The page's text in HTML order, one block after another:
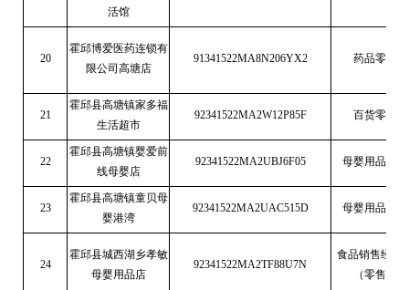
活馆
20
霍邱博爱医药连锁有
限公司高塘店
91341522MA8N206YX2 药品零售
21
霍邱县高塘镇家多福
生活超市
92341522MA2W12P85F 百货零售
22
霍邱县高塘镇婴爱前
线母婴店
92341522MA2UBJ6F05 母婴用品销售
23
霍邱县高塘镇童贝母
婴港湾
92341522MA2UAC515D 母婴用品销售
24
霍邱县城西湖乡孝敏
母婴用品店
92341522MA2TF88U7N
食品销售经营
（零售）